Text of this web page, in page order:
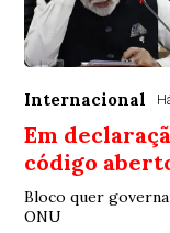
Internacional
Em
código
Bloco quer
ONU